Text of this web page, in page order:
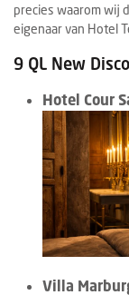
precies waarom wij
eigenaar van Hotel
9 QL New
Hotel Cour
Villa